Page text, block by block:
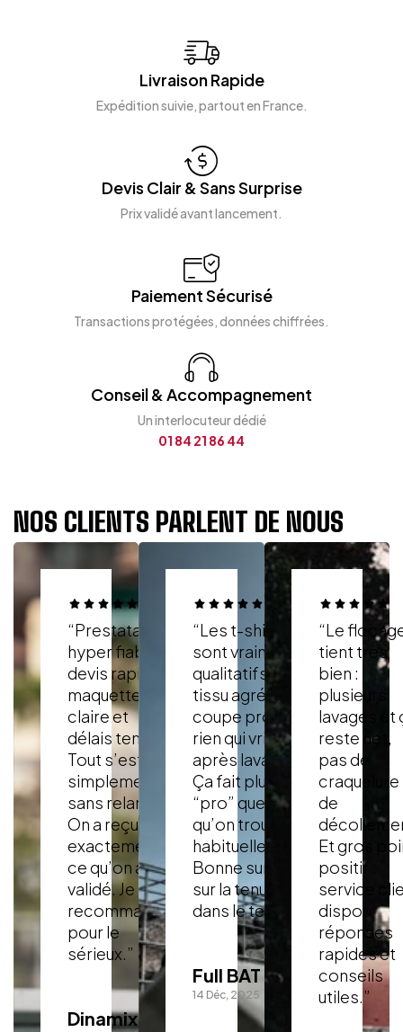
Livraison Rapide
Expédition suivie, partout en France.
Devis Clair & Sans Surprise
Prix validé avant lancement.
Paiement Sécurisé
Transactions protégées, données chiffrées.
Conseil & Accompagnement
Un interlocuteur dédié
01 84 21 86 44
NOS CLIENTS PARLENT DE NOUS
“Prestataire
hyper fiable :
devis rapide,
maquette
claire et
délais tenus.
Tout s’est fait
simplement,
sans relance.
On a reçu
exactement
ce qu’on avait
validé. Je
recommande
pour le
sérieux.”
Dinamixarts
“Les t-shirts
sont vraiment
qualitatifs :
tissu agréable,
coupe propre,
rien qui vrille
après lavage.
Ça fait plus
“pro” que ce
qu’on trouve
habituellement.
Bonne surprise
sur la tenue
dans le temps.”
Full BAT
14 Déc, 2025
“Le
tient très
bien :
plusieurs
lavages et
reste net,
pas de
craquelure
de
Et gros
positif :
service
dispo,
réponses
rapides et
conseils
utiles.”